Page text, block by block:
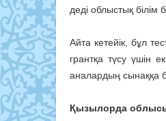
деді облыстық
Айта кетейік, бұл
грантқа түсу үшін
аналардың сынаққа
Қызылорда